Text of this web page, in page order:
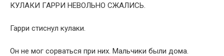
КУЛАКИ ГАРРИ НЕВОЛЬНО СЖАЛИСЬ.
Гарри стиснул кулаки.
Он не мог сорваться при них. Мальчики были дома.